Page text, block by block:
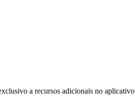
a recursos adicionais no aplicativo